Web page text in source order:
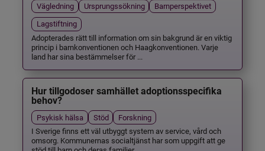
Vägledning Ursprungssökning
Barnperspektivet
Lagstiftning
Adopterades rätt till information om sin bakgrund är en viktig
princip i barnkonventionen och Haagkonventionen. Varje
land har sina bestämmelser för ...
Hur tillgodoser samhället adoptionsspecifika
behov?
Psykisk hälsa Stöd
Forskning
I Sverige finns ett väl utbyggt system av service, vård och
omsorg. Kommunernas socialtjänst har som uppgift att ge